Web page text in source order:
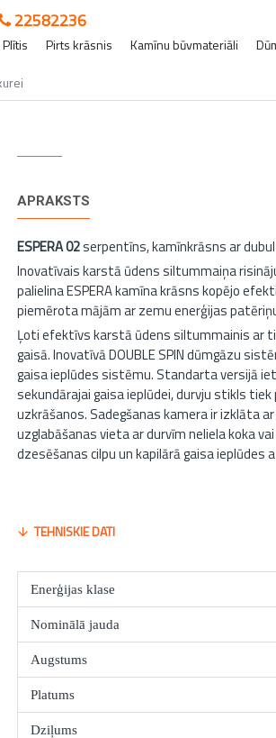
22582236
Plītis Pirts krāsnis Kamīnu būvmateriāli
APRAKSTS
ESPERA 02serpentīns, kamīnkrāsns ar
Inovatīvais karstā ūdens siltummaiņa
palielina ESPERA kamīna krāsns kopējo
piemērota mājām ar zemu enerģijas
Ļoti efektīvs karstā ūdens siltummainis ar
gaisā. Inovatīvā DOUBLE SPIN dūmgāzu
gaisa ieplūdes sistēmu. Standarta versijā
sekundārajai gaisa ieplūdei, durvju stikls
uzkrāšanos. Sadegšanas kamera ir izklāta
uzglabāšanas vieta ar durvīm neliela koka
dzesēšanas cilpu un kapilārā gaisa
TEHNISKIE DATI
Enerģijas klase
Nominālā jauda
Augstums
Platums
Dziļums